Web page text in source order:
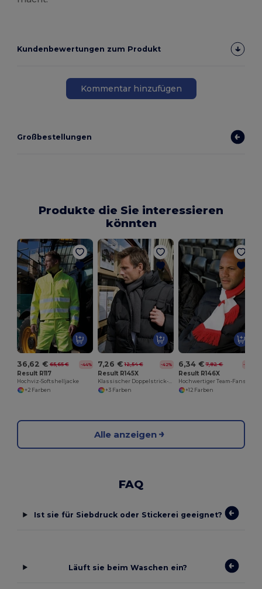
Kundenbewertungen zum Produkt
Kommentar hinzufügen
Großbestellungen
Produkte die Sie interessieren
könnten
36,62 € 65,65 € -44%
Result R117
Hochviz-Softshelljacke
+2 Farben
7,26 € 12,54 € -42%
Result R145X
Klassischer Doppelstrick-Schal für Stickerei
+3 Farben
6,34 € 7,82 € -19%
Result R146X
+12 Farben
Alle anzeigen
FAQ
Ist sie für Siebdruck oder Stickerei geeignet?
Läuft sie beim Waschen ein?